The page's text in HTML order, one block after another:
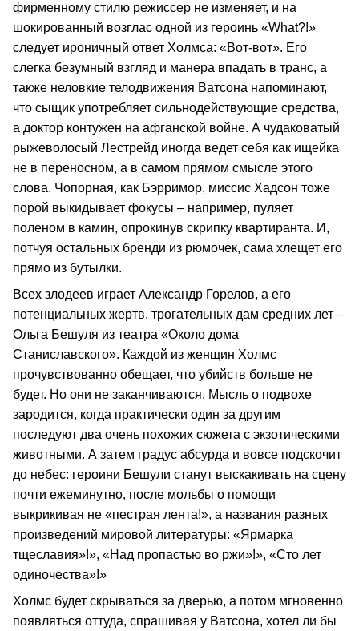
фирменному стилю режиссер не изменяет, и на
шокированный возглас одной из героинь «What?!»
следует ироничный ответ Холмса: «Вот-вот». Его
слегка безумный взгляд и манера впадать в транс, а
также неловкие телодвижения Ватсона напоминают,
что сыщик употребляет сильнодействующие средства,
а доктор контужен на афганской войне. А чудаковатый
рыжеволосый Лестрейд иногда ведет себя как ищейка
не в переносном, а в самом прямом смысле этого
слова. Чопорная, как Бэрримор, миссис Хадсон тоже
порой выкидывает фокусы – например, пуляет
поленом в камин, опрокинув скрипку квартиранта. И,
потчуя остальных бренди из рюмочек, сама хлещет его
прямо из бутылки.
Всех злодеев играет Александр Горелов, а его
потенциальных жертв, трогательных дам средних лет –
Ольга Бешуля из театра «Около дома
Станиславского». Каждой из женщин Холмс
прочувствованно обещает, что убийств больше не
будет. Но они не заканчиваются. Мысль о подвохе
зародится, когда практически один за другим
последуют два очень похожих сюжета с экзотическими
животными. А затем градус абсурда и вовсе подскочит
до небес: героини Бешули станут выскакивать на сцену
почти ежеминутно, после мольбы о помощи
выкрикивая не «пестрая лента!», а названия разных
произведений мировой литературы: «Ярмарка
тщеславия»!», «Над пропастью во ржи»!», «Сто лет
одиночества»!»
Холмс будет скрываться за дверью, а потом мгновенно
появляться оттуда, спрашивая у Ватсона, хотел ли бы